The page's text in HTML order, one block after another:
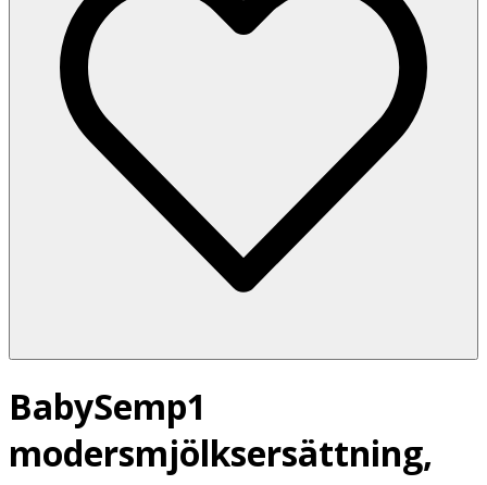
BabySemp1
modersmjölksersättning,